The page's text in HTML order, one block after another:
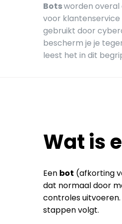
Botsworden
voor klantenservice
gebruikt door
bescherm je je
leest het in dit
Wat is
Een bot (afkorting
dat normaal door
controles
stappen volgt.